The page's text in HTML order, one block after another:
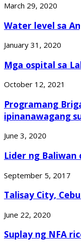
March 29, 2020
Water level sa
January 31, 2020
Mga ospital sa
October 12, 2021
Programang
ipinanawagang
June 3, 2020
Lider ng Baliwan
September 5, 2017
Talisay City,
June 22, 2020
Suplay ng NFA